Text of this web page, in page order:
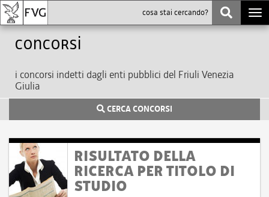
Concorsi
i concorsi indetti dagli enti pubblici del Friuli Venezia
Giulia
CERCA CONCORSI
RISULTATO DELLA
RICERCA PER TITOLO DI
STUDIO